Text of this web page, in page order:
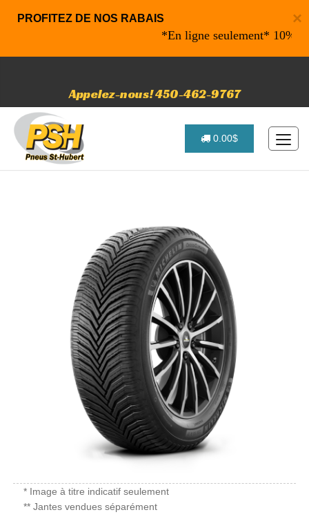
×
PROFITEZ DE NOS RABAIS
*En ligne seulement* 10% de
Appelez-nous! 450-462-9767
0.00$
* Image à titre indicatif seulement
** Jantes vendues séparément